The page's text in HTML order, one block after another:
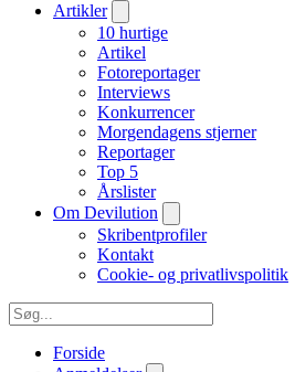
Artikler
10 hurtige
Artikel
Fotoreportager
Interviews
Konkurrencer
Morgendagens stjerner
Reportager
Top 5
Årslister
Om Devilution
Skribentprofiler
Kontakt
Cookie- og privatlivspolitik
Forside